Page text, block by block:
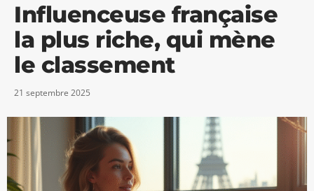
Influenceuse française
la plus riche, qui mène
le classement
21 septembre 2025